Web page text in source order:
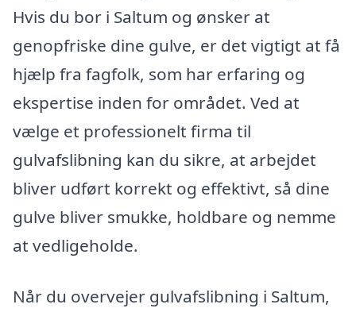
Hvis du bor i Saltum og ønsker at
genopfriske dine gulve, er det vigtigt at få
hjælp fra fagfolk, som har erfaring og
ekspertise inden for området. Ved at
vælge et professionelt firma til
gulvafslibning kan du sikre, at arbejdet
bliver udført korrekt og effektivt, så dine
gulve bliver smukke, holdbare og nemme
at vedligeholde.
Når du overvejer gulvafslibning i Saltum,